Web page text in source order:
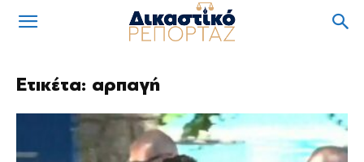
Ετικέτα: αρπαγή